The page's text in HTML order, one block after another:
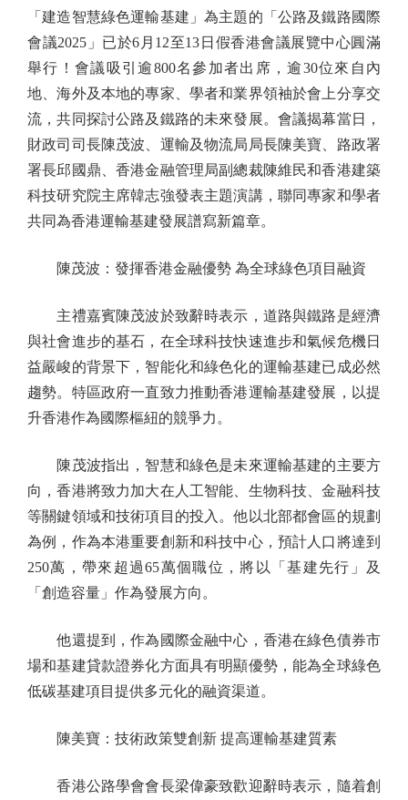
「建造智慧綠色運輸基建」為主題的「公路及鐵路國際
會議2025」已於6月12至13日假香港會議展覽中心圓滿
舉行！會議吸引逾800名參加者出席，逾30位來自內
地、海外及本地的專家、學者和業界領袖於會上分享交
流，共同探討公路及鐵路的未來發展。會議揭幕當日，
財政司司長陳茂波、運輸及物流局局長陳美寶、路政署
署長邱國鼎、香港金融管理局副總裁陳維民和香港建築
科技研究院主席韓志強發表主題演講，聯同專家和學者
共同為香港運輸基建發展譜寫新篇章。
陳茂波：發揮香港金融優勢 為全球綠色項目融資
主禮嘉賓陳茂波於致辭時表示，道路與鐵路是經濟
與社會進步的基石，在全球科技快速進步和氣候危機日
益嚴峻的背景下，智能化和綠色化的運輸基建已成必然
趨勢。特區政府一直致力推動香港運輸基建發展，以提
升香港作為國際樞紐的競爭力。
陳茂波指出，智慧和綠色是未來運輸基建的主要方
向，香港將致力加大在人工智能、生物科技、金融科技
等關鍵領域和技術項目的投入。他以北部都會區的規劃
為例，作為本港重要創新和科技中心，預計人口將達到
250萬，帶來超過65萬個職位，將以「基建先行」及
「創造容量」作為發展方向。
他還提到，作為國際金融中心，香港在綠色債券市
場和基建貸款證券化方面具有明顯優勢，能為全球綠色
低碳基建項目提供多元化的融資渠道。
陳美寶：技術政策雙創新 提高運輸基建質素
香港公路學會會長梁偉豪致歡迎辭時表示，隨着創